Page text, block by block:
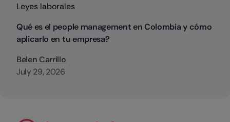
Categorias
Leyes laborales
Qué es el people management en Colombia y cómo
aplicarlo en tu empresa?
Belen Carrillo
July 29, 2026